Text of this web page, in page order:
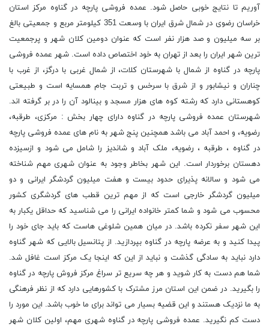
آوریم تا نتایج خوبی حاصل شود. عمده فروشی پارچه در گناوه مرکز استان
خراسان رضوی در شمال شرق ایران با وسعت 351 کیلومتر مربع و جمعیتی بالغ
بر سه میلیون و صد هزار نفر است که عنوان دومین کلان شهر و پرجمعیت
ترین شهر ایران را بعد از تهران به خود اختصاص داده است. شهر عمده فروشی
پارچه در گناوه از شمال با شهرستان کلات، از شمال غربی با درگز، از غرب با
چناران و نیشابور و از شرق با سرخس و تربت جام همسایه است و طبیعتی
کوهستانی دارد که رشته کوه های هزار مسجد و بینالود آن را در بر گرفته اند.
شهرستان عمده فروشی پارچه در گناوه دارای چهار بخش : مرکزی، طرقبه،
رضویه، و احمد آباد می باشد همچنین پنج شهر به نام های عمده فروشی پارچه
در گناوه ، طرقبه ، رضویه، ملک آباد و شاندیز را شامل می شود و ازسیزده
دهستان برخوردار است. این شهر بخاطر وجود به عنوان شهری مهم شناخته
می شود و سالانه پذیرای حدود بیست و هفت میلیون گردشگر ایرانی و دو
میلیون گردشگر خارجی است که از مهم ترین قطب های گردشگری کشور
محسوب می شود و شما کمتر خانواده ایرانی را می شناسید که حداقل یکبار به
این شهر سفر نکرده باشد. در میان همین شلوغی هاست که باید جای خود را
پیدا کنید و به عرضه پارچه در گناوه بپردازید. از پتانسیل بالایی که شهر گناوه
دارد نباید به سادگی گذشت و نباید از این که اینجا یک مرکز است غافل شد.
شما هم دست به کار شوید و هر چه سریع تر سراغ مرکز فروش پارچه در گناوه
را بگیرید. در ضمن این استان مرز مشترک با کشورهایی دارد که از نظر فرهنگی
به ما نزدیک هستند و این قضیه بسیار می تواند برای ما خوب باشد. این مورد را
دست کم نگیرید. عمده فروشی پارچه در گناوه شهری مهم، اولین کلان شهر